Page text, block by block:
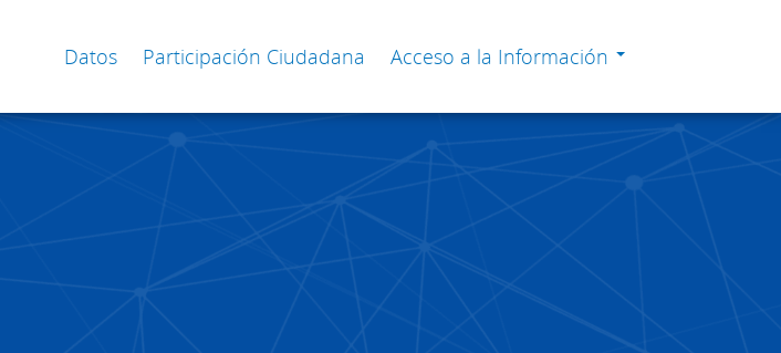
Datos Participación Ciudadana Acceso a la Información